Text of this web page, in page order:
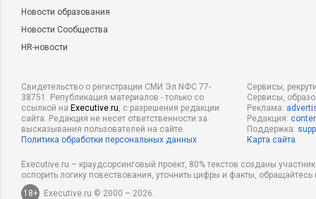
Новости образования
Новости Сообщества
HR-новости
Свидетельство о регистрации СМИ Эл NФС 77-
38751. Републикация материалов - только со
ссылкой на Executive.ru, с разрешения редакции
сайта. Редакция не несет ответственности за
высказывания пользователей на сайте.
Политика обработки персональных данных
Сервисы,
Сервисы,
Реклама:
Редакция:
Поддержка:
Карта сайта
Executive.ru – краудсорсинговый проект, 80% текстов созданы
оспорить логику повествования, уточнить цифры и факты,
18+
Executive.ru © 2000 – 2026.